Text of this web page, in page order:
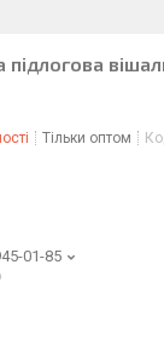
підлогова
Тільки оптом
01-85